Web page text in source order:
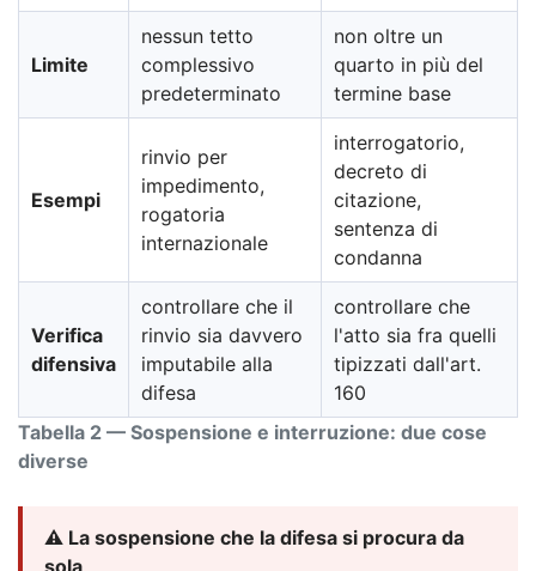
Tabella 2 — Sospensione e interruzione: due cose
diverse
Limite
nessun tetto
complessivo
predeterminato
non oltre un
quarto in più del
termine base
Esempi
rinvio per
impedimento,
rogatoria
internazionale
interrogatorio,
decreto di
citazione,
sentenza di
condanna
Verifica
difensiva
controllare che il
rinvio sia davvero
imputabile alla
difesa
controllare che
l'atto sia fra quelli
tipizzati dall'art.
160
⚠️ La sospensione che la difesa si procura da
sola